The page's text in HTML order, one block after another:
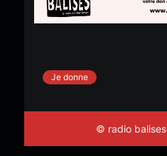
Je donne
© radio balises